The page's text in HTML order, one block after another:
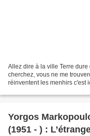
Allez dire à la ville Terre
cherchez, vous ne me
réinventent les menhirs c'est
Yorgos
(1951 - ) :